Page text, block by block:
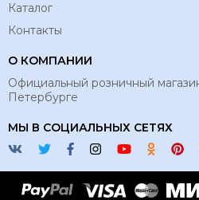
Каталог
Контакты
О КОМПАНИИ
Официальный розничный
Петербурге
МЫ В СОЦИАЛЬНЫХ СЕТЯХ